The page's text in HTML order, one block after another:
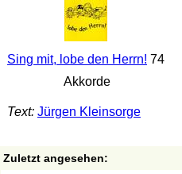
Sing mit, lobe den Herrn! 74
Akkorde
Text: Jürgen Kleinsorge
Zuletzt angesehen: